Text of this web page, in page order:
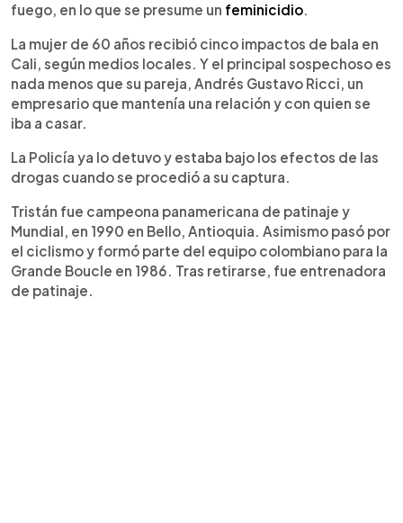
fuego, en lo que se presume un feminicidio.
La mujer de 60 años recibió cinco impactos de bala en
Cali, según medios locales. Y el principal sospechoso es
nada menos que su pareja, Andrés Gustavo Ricci, un
empresario que mantenía una relación y con quien se
iba a casar.
La Policía ya lo detuvo y estaba bajo los efectos de las
drogas cuando se procedió a su captura.
Tristán fue campeona panamericana de patinaje y
Mundial, en 1990 en Bello, Antioquia. Asimismo pasó por
el ciclismo y formó parte del equipo colombiano para la
Grande Boucle en 1986. Tras retirarse, fue entrenadora
de patinaje.